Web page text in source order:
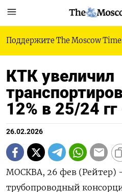
Поддержите The Moscow
КТК увеличил
12% в 25/24
26.02.2026
МОСКВА, 26 фев (Рейтер)
трубопроводный